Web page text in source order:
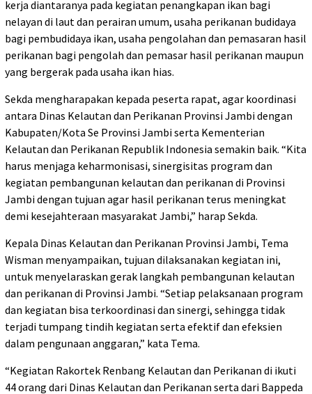
kerja diantaranya pada kegiatan penangkapan ikan bagi
nelayan di laut dan perairan umum, usaha perikanan budidaya
bagi pembudidaya ikan, usaha pengolahan dan pemasaran hasil
perikanan bagi pengolah dan pemasar hasil perikanan maupun
yang bergerak pada usaha ikan hias.
Sekda mengharapakan kepada peserta rapat, agar koordinasi
antara Dinas Kelautan dan Perikanan Provinsi Jambi dengan
Kabupaten/Kota Se Provinsi Jambi serta Kementerian
Kelautan dan Perikanan Republik Indonesia semakin baik. “Kita
harus menjaga keharmonisasi, sinergisitas program dan
kegiatan pembangunan kelautan dan perikanan di Provinsi
Jambi dengan tujuan agar hasil perikanan terus meningkat
demi kesejahteraan masyarakat Jambi,” harap Sekda.
Kepala Dinas Kelautan dan Perikanan Provinsi Jambi, Tema
Wisman menyampaikan, tujuan dilaksanakan kegiatan ini,
untuk menyelaraskan gerak langkah pembangunan kelautan
dan perikanan di Provinsi Jambi. “Setiap pelaksanaan program
dan kegiatan bisa terkoordinasi dan sinergi, sehingga tidak
terjadi tumpang tindih kegiatan serta efektif dan efeksien
dalam pengunaan anggaran,” kata Tema.
“Kegiatan Rakortek Renbang Kelautan dan Perikanan di ikuti
44 orang dari Dinas Kelautan dan Perikanan serta dari Bappeda